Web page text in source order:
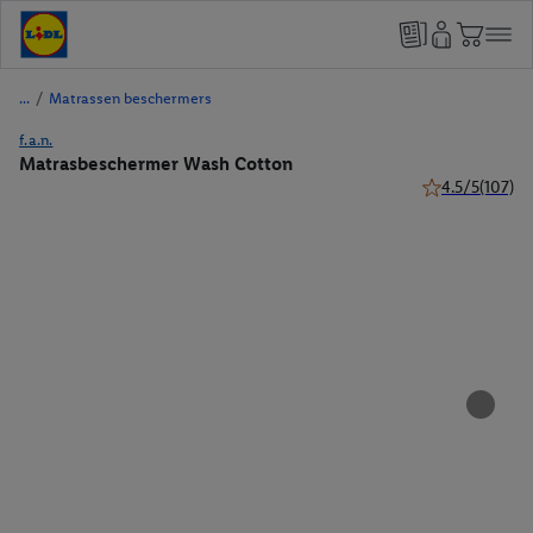
/ Matrassen beschermers
f.a.n.
Matrasbeschermer Wash Cotton
4.5/5(107)